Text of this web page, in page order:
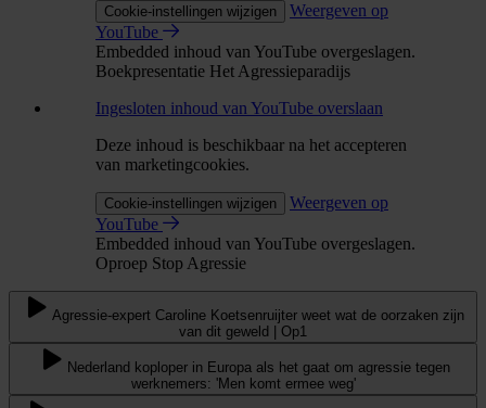
Cookie-instellingen wijzigen
Weergeven op
YouTube
Embedded inhoud van YouTube overgeslagen.
Boekpresentatie Het Agressieparadijs
Ingesloten inhoud van YouTube overslaan
Deze inhoud is beschikbaar na het accepteren
van marketingcookies.
Cookie-instellingen wijzigen
Weergeven op
YouTube
Embedded inhoud van YouTube overgeslagen.
Oproep Stop Agressie
Agressie-expert Caroline Koetsenruijter weet wat de oorzaken zijn
van dit geweld | Op1
Nederland koploper in Europa als het gaat om agressie tegen
werknemers: 'Men komt ermee weg'